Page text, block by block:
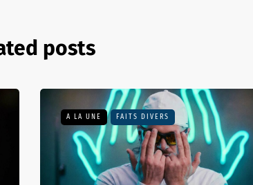
posts
A LA UNE FAITS DIVERS